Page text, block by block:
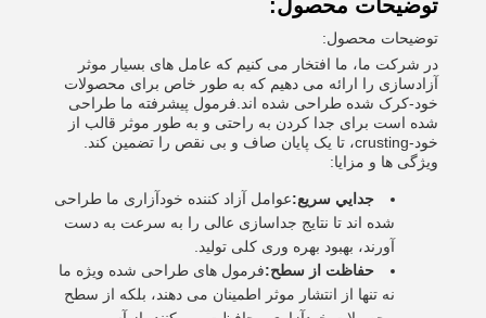
توضیحات محصول:
توضیحات محصول:
در شرکت ما، ما افتخار می کنیم که عامل های بسیار موثر
آزادسازی را ارائه می دهیم که به طور خاص برای محصولات
خود-کرک شده طراحی شده اند.فرمول پیشرفته ما طراحی
شده است برای جدا کردن به راحتی و به طور موثر قالب از
خود-crusting، تا یک پایان صاف و بی نقص را تضمین کند.
ویژگی ها و مزایا:
جدايي سريع:عوامل آزاد کننده خودآزاری ما طراحی
شده اند تا نتایج جداسازی عالی را به سرعت به دست
آورند، بهبود بهره وری کلی تولید.
حفاظت از سطح:فرمول های طراحی شده ویژه ما
نه تنها از انتشار موثر اطمینان می دهند، بلکه از سطح